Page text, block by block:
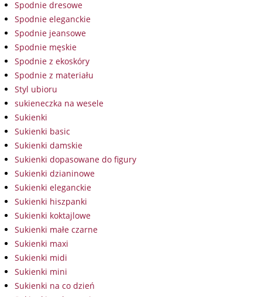
Spodnie dresowe
Spodnie eleganckie
Spodnie jeansowe
Spodnie męskie
Spodnie z ekoskóry
Spodnie z materiału
Styl ubioru
sukieneczka na wesele
Sukienki
Sukienki basic
Sukienki damskie
Sukienki dopasowane do figury
Sukienki dzianinowe
Sukienki eleganckie
Sukienki hiszpanki
Sukienki koktajlowe
Sukienki małe czarne
Sukienki maxi
Sukienki midi
Sukienki mini
Sukienki na co dzień